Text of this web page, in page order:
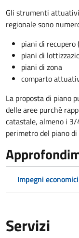
Gli strumenti
regionale sono
piani di recupero (
piani di
piani di zona
comparto
La proposta di piano
delle aree purchè
catastale, almeno i
perimetro del piano di
Impegni
Servizi